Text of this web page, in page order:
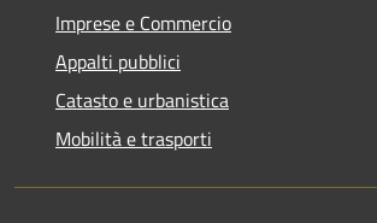
Imprese e Commercio
Appalti pubblici
Catasto e urbanistica
Mobilità e trasporti